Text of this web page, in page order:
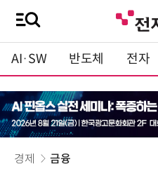
AI·SW 반도체 전자
경제 금융